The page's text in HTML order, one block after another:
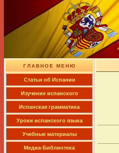
ГЛАВНОЕ МЕНЮ
Cтатьи об Испании
Изучение испанского
Испанская грамматика
Уроки испанского языка
Учебные материалы
Медиа-Библиотека